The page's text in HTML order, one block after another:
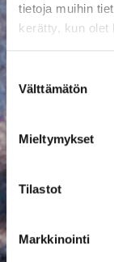
tietoja muihin
kerätty, kun olet
Suostumuksen
valinta
Välttämätön
Mieltymykset
Tilastot
Markkinointi